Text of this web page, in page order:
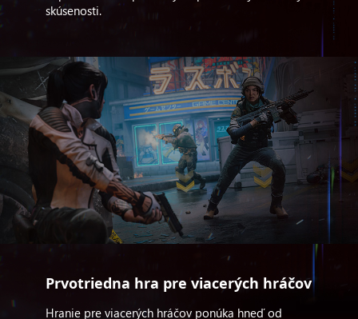
skúsenosti.
Prvotriedna hra pre viacerých hráčov
Hranie pre viacerých hráčov ponúka hneď od